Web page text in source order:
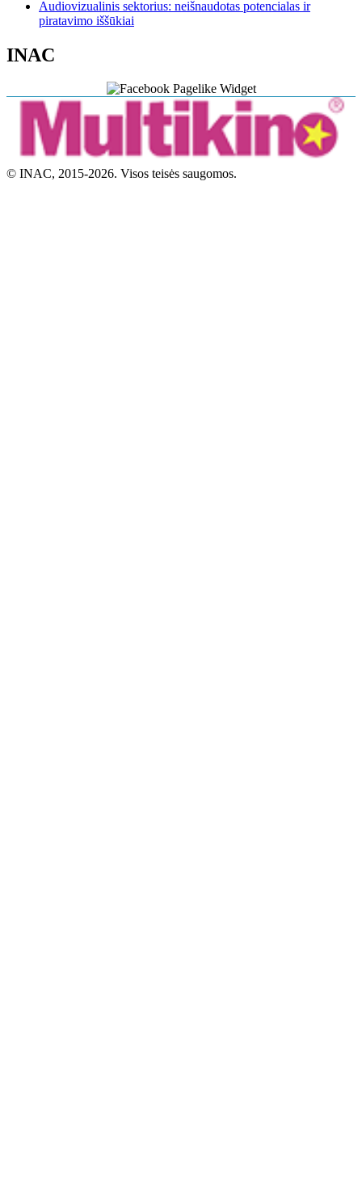
Audiovizualinis sektorius: neišnaudotas potencialas ir
piratavimo iššūkiai
INAC
© INAC, 2015-2026. Visos teisės saugomos.